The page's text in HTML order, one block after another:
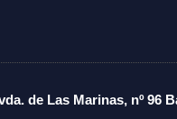
de Las Marinas, nº 96